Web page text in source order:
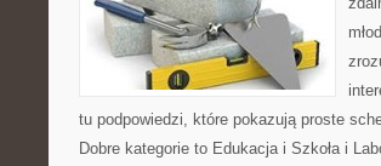
tu podpowiedzi, które pokazują proste
Dobre kategorie to Edukacja i Szkoła i